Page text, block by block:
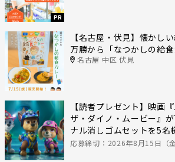
PR
【名古屋・伏見】懐かし
万勝から「なつかしの給
名古屋 中区 伏見
【読者プレゼント】映画
ザ・ダイノ・ムービー』
ナル消しゴムセットを5名
応募締切：2026年8月15日（